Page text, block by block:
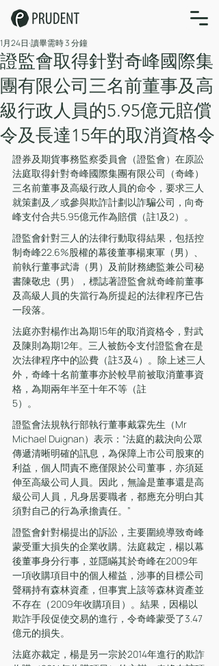
證監會取得針對奇峰國際集
團有限公司三名前董事及高
級行政人員的5.95億元賠償
令及長達15年的取消資格令
1月24日 讀畢需時 3 分鐘
證券及期貨事務監察委員會（證監會）在原訟
法庭取得針對奇峰國際集團有限公司（奇峰）
三名前董事及高級行政人員的命令，要求三人
就策劃及／或參與欺詐計劃以詐騙公司，向奇
峰支付合共5.95億元作為賠償（註1及2）。
證監會針對三人的法律行動取得結果，包括控
制奇峰22.6%股權的幕後董事楊東軍（男）、
前執行董事武濤（男）及前財務總監兼公司秘
書陳敬忠（男），標誌著證監會就奇峰前董事
及高級人員的失當行為所提起的法律程序已告
一段落。
法庭亦對楊作出為期15年的取消資格令，對武
及陳則為期12年。三人被飭令支付證監會在是
次法律程序中的訟費（註3及4）。除上述三人
外，奇峰十名前董事亦於較早前被取消董事資
格，為期兩年半至十年不等（註
5）。
證監會法規執行部執行董事戴霖先生（Mr
Michael Duignan）表示：“法庭的裁決向公眾
傳遞清晰明確的訊息，為保障上市公司股東的
利益，個人問責不應僅限於公司董事，亦須延
伸至高級公司人員。因此，無論是董事還是高
級公司人員，凡身居要職者，都應充分明白其
須對自己的行為承擔責任。”
證監會針對楊提出的訴訟，主要圍繞導致奇峰
蒙受重大損失的企業收購。法庭裁定，楊以幕
後董事身分行事，並隱瞞其於奇峰在2009年
一項收購項目中的個人權益，涉事的目標公司
聲稱持有森林資產，但事實上該等森林資產並
不存在（2009年收購項目）。結果，因楊以
欺詐手段促使交易的進行，令奇峰蒙受了3.47
億元的損失。
法庭亦裁定，楊是另一宗於2014年進行的欺詐